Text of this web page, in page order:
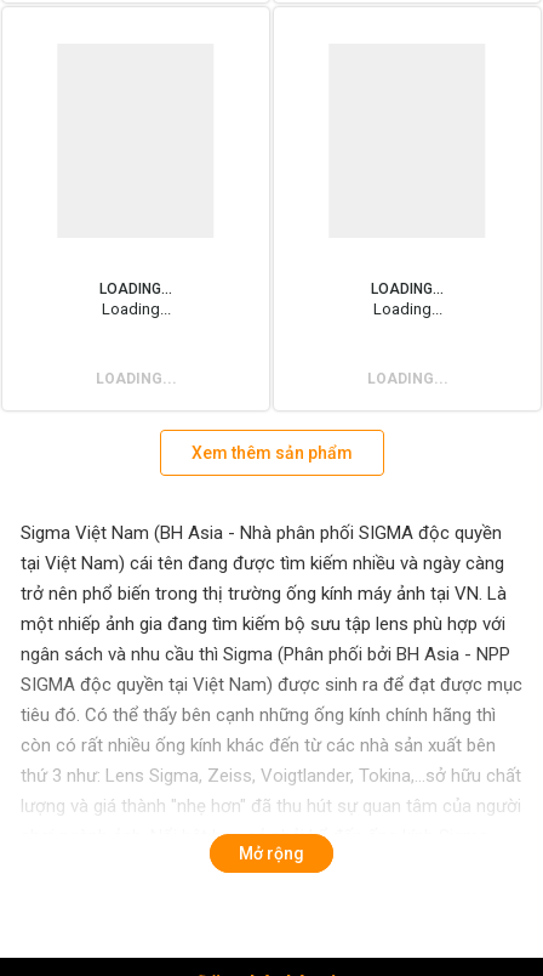
LOADING...
Loading...
LOADING...
LOADING...
Loading...
LOADING...
Xem thêm sản phẩm
Sigma Việt Nam (BH Asia - Nhà phân phối SIGMA độc quyền
tại Việt Nam) cái tên đang được tìm kiếm nhiều và ngày càng
trở nên phổ biến trong thị trường ống kính máy ảnh tại VN. Là
một nhiếp ảnh gia đang tìm kiếm bộ sưu tập lens phù hợp với
ngân sách và nhu cầu thì Sigma (Phân phối bởi BH Asia - NPP
SIGMA độc quyền tại Việt Nam) được sinh ra để đạt được mục
tiêu đó. Có thể thấy bên cạnh những ống kính chính hãng thì
còn có rất nhiều ống kính khác đến từ các nhà sản xuất bên
thứ 3 như: Lens Sigma, Zeiss, Voigtlander, Tokina,...sở hữu chất
lượng và giá thành "nhẹ hơn" đã thu hút sự quan tâm của người
chơi ngành ảnh. Nổi bật hơn cả phải kể đến ống kính Sigma -
Với độ phủ sản phẩm rộng rãi toàn cầu, có chất lượng vượt
Sigma Việt Nam (BH Asia - Nhà phân phối SIGMA độc quyền
Mở rộng